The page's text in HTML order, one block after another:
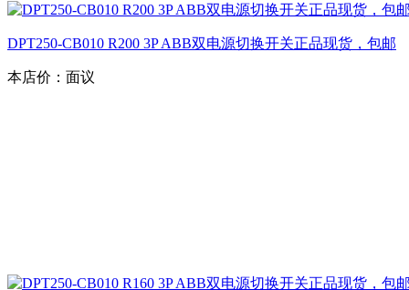
DPT250-CB010 R200 3P ABB双电源切换开关正品现货，包邮
本店价： 面议